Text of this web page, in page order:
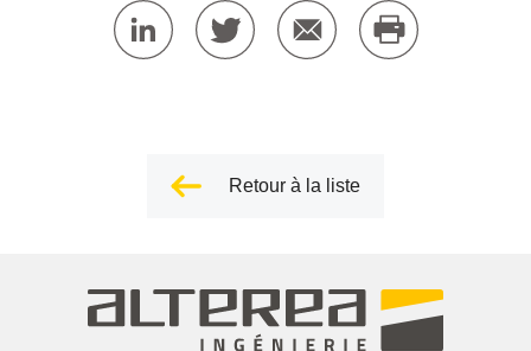
Retour à la liste